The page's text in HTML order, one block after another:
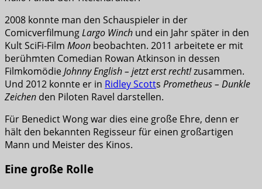
2008 konnte man den Schauspieler in der
ComicverfilmungLargo Winch und ein Jahr später in den
Kult SciFi-Film Moon beobachten. 2011 arbeitete er mit
berühmten Comedian Rowan Atkinson in dessen
FilmkomödieJohnny English – jetzt erst recht!zusammen.
Und 2012 konnte er in Ridley Scotts Prometheus – Dunkle
Zeichen den Piloten Ravel darstellen.
Für Benedict Wong war dies eine große Ehre, denn er
hält den bekannten Regisseur für einen großartigen
Mann und Meister des Kinos.
Eine große Rolle